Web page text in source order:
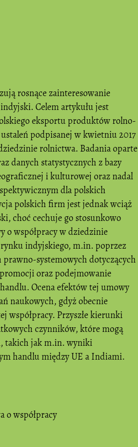
rosnące zainteresowanie
Celem artykułu jest
eksportu produktów rolno-
podpisanej w kwietniu 2017
rolnictwa. Badania oparte
danych statystycznych z bazy
i kulturowej oraz nadal
dla polskich
polskich firm jest jednak wciąż
choć cechuje go stosunkowo
o współpracy w dziedzinie
indyjskiego, m.in. poprzez
systemowych dotyczących
oraz podejmowanie
Ocena efektów tej umowy
naukowych, gdyż obecnie
współpracy. Przyszłe kierunki
czynników, które mogą
takich jak m.in. wyniki
handlu między UE a Indiami.
o współpracy